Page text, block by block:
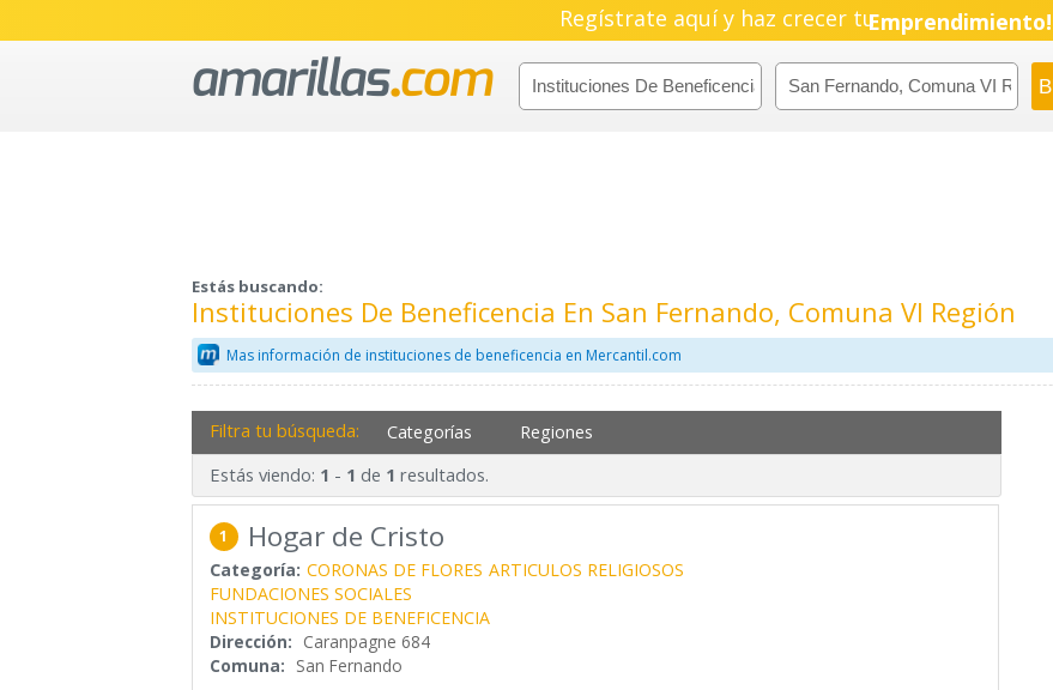
Regístrate aquí y haz crecer tu
Emprendimiento!
Estás buscando:
Instituciones De Beneficencia En San Fernando, Comuna VI Región
Mas información de instituciones de beneficencia en Mercantil.com
Filtra tu búsqueda: Categorías Regiones
Estás viendo: 1 - 1 de 1 resultados.
1 Hogar de Cristo
Categoría: CORONAS DE FLORES ARTICULOS RELIGIOSOS
FUNDACIONES SOCIALES
INSTITUCIONES DE BENEFICENCIA
Dirección: Caranpagne 684
Comuna: San Fernando